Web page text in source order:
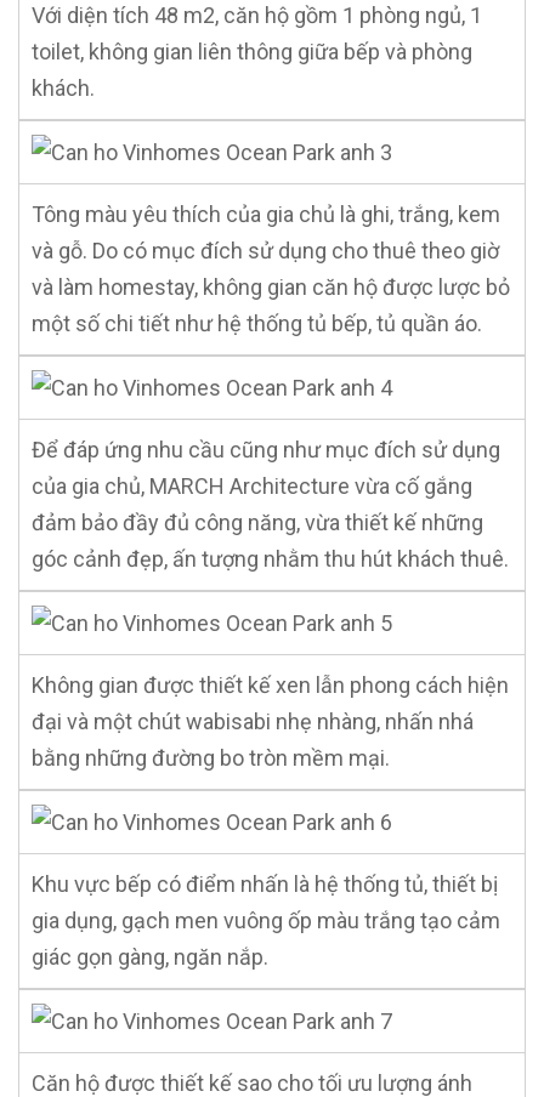
Với diện tích 48 m2, căn hộ gồm 1 phòng ngủ, 1
toilet, không gian liên thông giữa bếp và phòng
khách.
Tông màu yêu thích của gia chủ là ghi, trắng, kem
và gỗ. Do có mục đích sử dụng cho thuê theo giờ
và làm homestay, không gian căn hộ được lược bỏ
một số chi tiết như hệ thống tủ bếp, tủ quần áo.
Để đáp ứng nhu cầu cũng như mục đích sử dụng
của gia chủ, MARCH Architecture vừa cố gắng
đảm bảo đầy đủ công năng, vừa thiết kế những
góc cảnh đẹp, ấn tượng nhằm thu hút khách thuê.
Không gian được thiết kế xen lẫn phong cách hiện
đại và một chút wabisabi nhẹ nhàng, nhấn nhá
bằng những đường bo tròn mềm mại.
Khu vực bếp có điểm nhấn là hệ thống tủ, thiết bị
gia dụng, gạch men vuông ốp màu trắng tạo cảm
giác gọn gàng, ngăn nắp.
Căn hộ được thiết kế sao cho tối ưu lượng ánh